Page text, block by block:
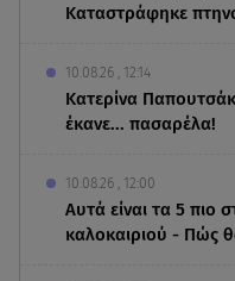
Καταστράφηκε
10.08.26 , 12:14
Κατερίνα
έκανε... πασαρέλα!
10.08.26 , 12:00
Αυτά είναι τα 5 πιο
καλοκαιριού - Πώς